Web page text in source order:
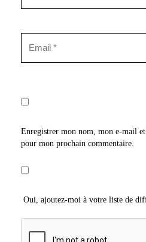
Enregistrer mon nom, mon e-mail
pour mon prochain commentaire.
Oui, ajoutez-moi à votre liste de